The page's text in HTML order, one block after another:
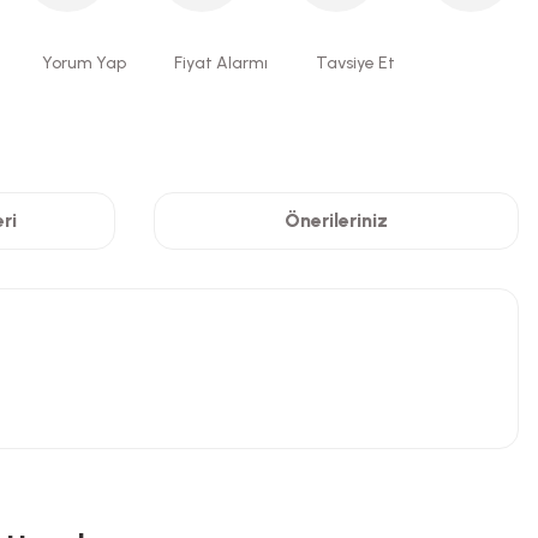
Yorum Yap Fiyat Alarmı Tavsiye Et
Önerileriniz